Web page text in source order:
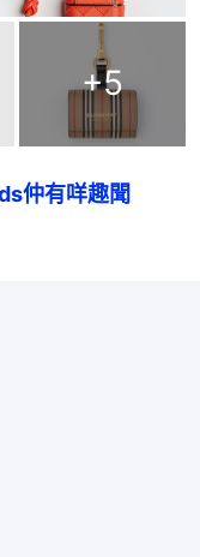
+5
仲有咩趣聞